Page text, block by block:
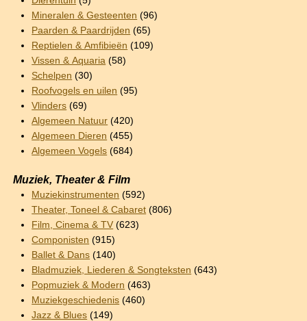
Mineralen & Gesteenten (96)
Paarden & Paardrijden (65)
Reptielen & Amfibieën (109)
Vissen & Aquaria (58)
Schelpen (30)
Roofvogels en uilen (95)
Vlinders (69)
Algemeen Natuur (420)
Algemeen Dieren (455)
Algemeen Vogels (684)
Muziek, Theater & Film
Muziekinstrumenten (592)
Theater, Toneel & Cabaret (806)
Film, Cinema & TV (623)
Componisten (915)
Ballet & Dans (140)
Bladmuziek, Liederen & Songteksten (643)
Popmuziek & Modern (463)
Muziekgeschiedenis (460)
Jazz & Blues (149)